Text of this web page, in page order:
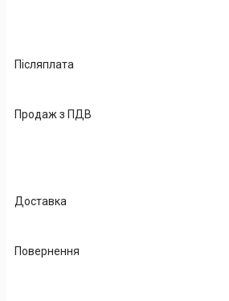
Післяплата
Продаж з ПДВ
Доставка
Повернення